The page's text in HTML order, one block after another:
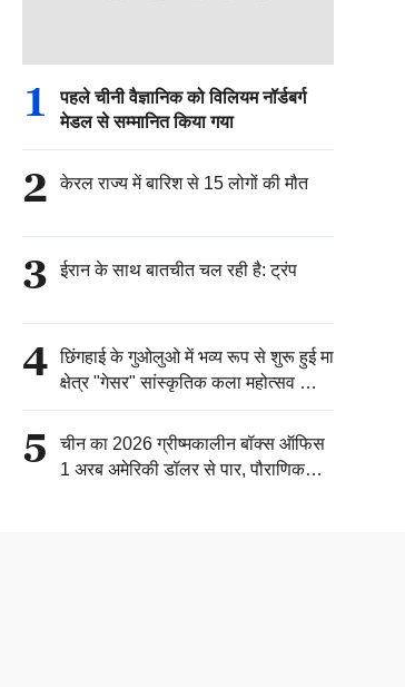
1
पहले चीनी वैज्ञानिक को विलियम नॉर्डबर्ग
मेडल से सम्मानित किया गया
2 केरल राज्य में बारिश से 15 लोगों की मौत
3 ईरान के साथ बातचीत चल रही है: ट्रंप
4
छिंगहाई के गुओलुओ में भव्य रूप से शुरू हुई मा
क्षेत्र "गेसर" सांस्कृतिक कला महोत्सव की
रिहर्सल
5
चीन का 2026 ग्रीष्मकालीन बॉक्स ऑफिस
1 अरब अमेरिकी डॉलर से पार, पौराणिक